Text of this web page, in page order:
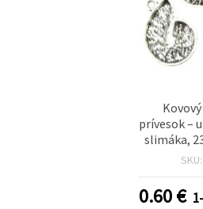
prívesok –
slimáka,
otvor 1,5
SKU:
0.60€